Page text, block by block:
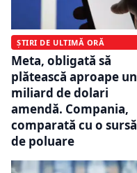
ȘTIRI DE ULTIMĂ ORĂ
Meta, obligată să
plătească aproape un
miliard de dolari
amendă. Compania,
comparată cu o sursă
de poluare